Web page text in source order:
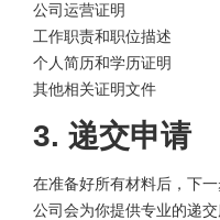
公司运营证明
工作职责和职位描述
个人简历和学历证明
其他相关证明文件
3. 递交申请
在准备好所有材料后，下
公司会为你提供专业的递